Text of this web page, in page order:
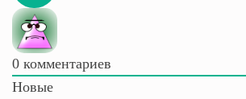
0 комментариев
Новые